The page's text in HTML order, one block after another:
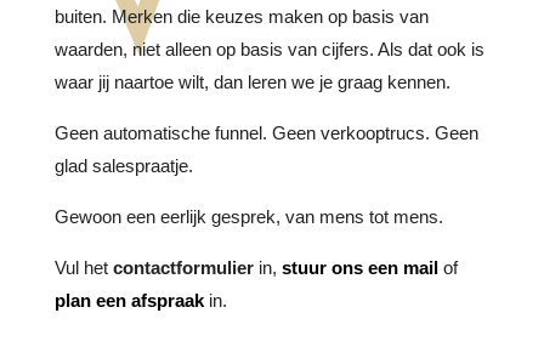
buiten. Merken die keuzes maken op basis van
waarden, niet alleen op basis van cijfers. Als dat ook is
waar jij naartoe wilt, dan leren we je graag kennen.
Geen automatische funnel. Geen verkooptrucs. Geen
glad salespraatje.
Gewoon een eerlijk gesprek, van mens tot mens.
Vul het contactformulierin, stuur ons een mailof
plan een afspraakin.